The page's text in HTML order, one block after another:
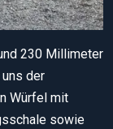
230 Millimeter
der
Würfel mit
sowie